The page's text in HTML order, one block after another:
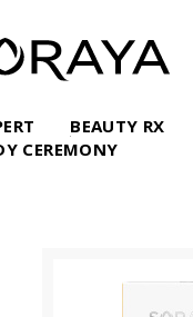
BEAUTY RX
CEREMONY